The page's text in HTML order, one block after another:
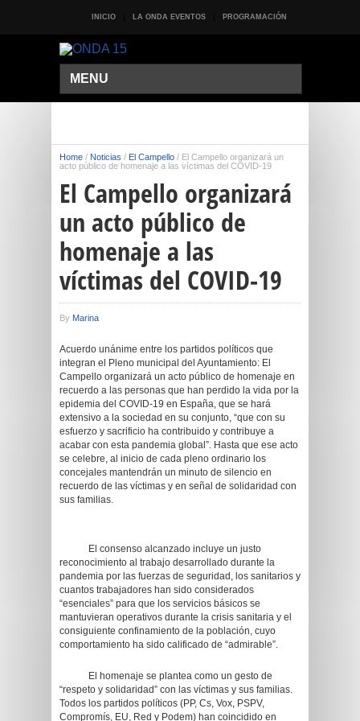
INICIO LA ONDA EVENTOS PROGRAMACIÓN
MENU
Home / Noticias / El Campello / El Campello organizará un
acto público de homenaje a las víctimas del COVID-19
El Campello organizará
un acto público de
homenaje a las
víctimas del COVID-19
By Marina
Acuerdo unánime entre los partidos políticos que
integran el Pleno municipal del Ayuntamiento: El
Campello organizará un acto público de homenaje en
recuerdo a las personas que han perdido la vida por la
epidemia del COVID-19 en España, que se hará
extensivo a la sociedad en su conjunto, “que con su
esfuerzo y sacrificio ha contribuido y contribuye a
acabar con esta pandemia global”. Hasta que ese acto
se celebre, al inicio de cada pleno ordinario los
concejales mantendrán un minuto de silencio en
recuerdo de las víctimas y en señal de solidaridad con
sus familias.
El consenso alcanzado incluye un justo
reconocimiento al trabajo desarrollado durante la
pandemia por las fuerzas de seguridad, los sanitarios y
cuantos trabajadores han sido considerados
“esenciales” para que los servicios básicos se
mantuvieran operativos durante la crisis sanitaria y el
consiguiente confinamiento de la población, cuyo
comportamiento ha sido calificado de “admirable”.
El homenaje se plantea como un gesto de
“respeto y solidaridad” con las víctimas y sus familias.
Todos los partidos políticos (PP, Cs, Vox, PSPV,
Compromís, EU, Red y Podem) han coincidido en